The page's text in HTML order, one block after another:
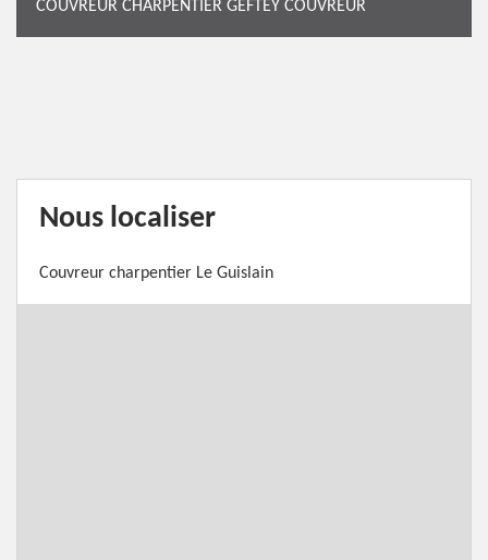
COUVREUR CHARPENTIER GEFTEY COUVREUR
Nous localiser
Couvreur charpentier Le Guislain